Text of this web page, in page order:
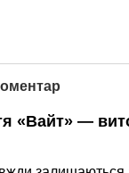
«Вайт» —